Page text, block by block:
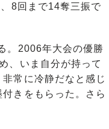
8回まで14奪三振で
。2006年大会の優勝
、いま自分が持って
常に冷静だなと感じ
きをもらった。さら